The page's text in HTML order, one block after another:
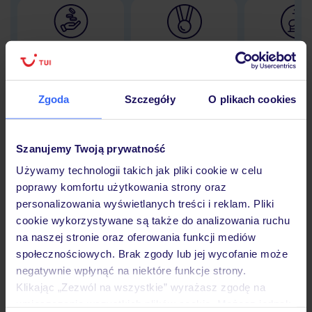
Zgoda Szczegóły O plikach cookies
Szanujemy Twoją prywatność
Używamy technologii takich jak pliki cookie w celu
poprawy komfortu użytkowania strony oraz
personalizowania wyświetlanych treści i reklam. Pliki
cookie wykorzystywane są także do analizowania ruchu
na naszej stronie oraz oferowania funkcji mediów
społecznościowych. Brak zgody lub jej wycofanie może
negatywnie wpłynąć na niektóre funkcje strony.
Klikając „Zezwól na wszystkie” wyrażasz zgodę na
Lider niskich cen
Największe biuro
30 lat w
Hotel
Opinie
Pokoje